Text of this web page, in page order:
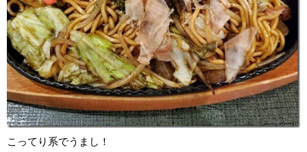
こってり系でうまし！